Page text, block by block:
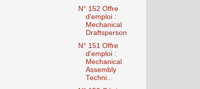
N° 152 Offre
d'emploi :
Mechanical
Draftsperson
N° 151 Offre
d'emploi :
Mechanical
Assembly
Techni...